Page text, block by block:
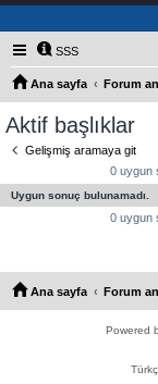
SSS
Ana sayfa Forum
Aktif başlıklar
Gelişmiş aramaya git
0 uygun
Uygun sonuç bulunamadı.
0 uygun
Ana sayfa Forum
Powered